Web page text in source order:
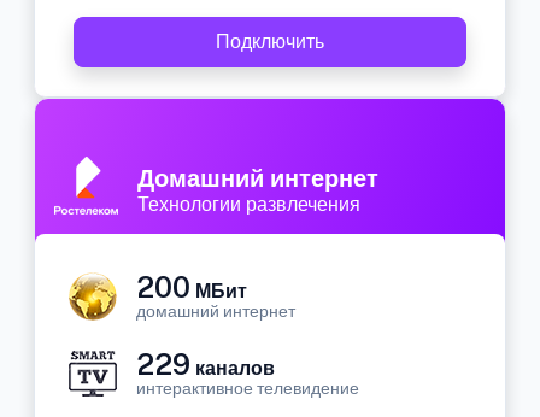
Подключить
Домашний интернет
Технологии развлечения
200 МБит
домашний интернет
229 каналов
интерактивное телевидение